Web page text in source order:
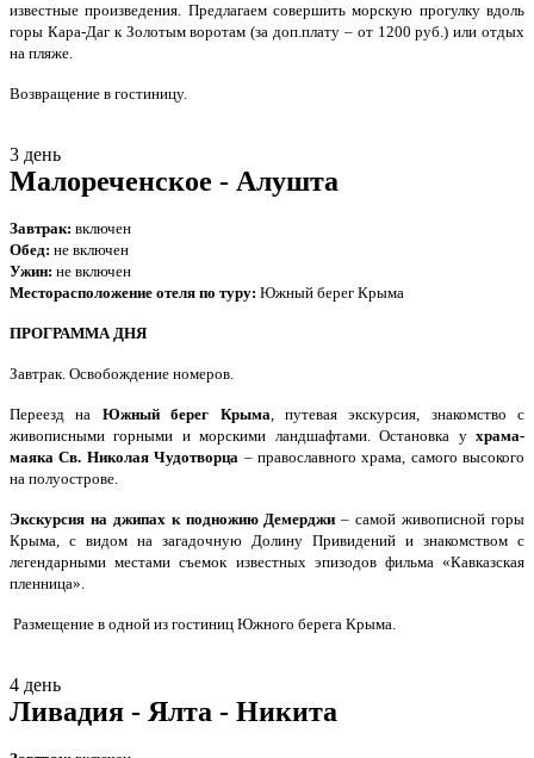
известные произведения. Предлагаем совершить морскую прогулку вдоль
горы Кара-Даг к Золотым воротам (за доп.плату – от 1200 руб.) или отдых
на пляже.
Возвращение в гостиницу.
3 день
Малореченское - Алушта
Завтрак: включен
Обед: не включен
Ужин: не включен
Месторасположение отеля по туру: Южный берег Крыма
ПРОГРАММА ДНЯ
Завтрак. Освобождение номеров.
Переезд на Южный берег Крыма, путевая экскурсия, знакомство с
живописными горными и морскими ландшафтами. Остановка у храма-
маяка Св. Николая Чудотворца – православного храма, самого высокого
на полуострове.
Экскурсия на джипах к подножию Демерджи – самой живописной горы
Крыма, с видом на загадочную Долину Привидений и знакомством с
легендарными местами съемок известных эпизодов фильма «Кавказская
пленница».
Размещение в одной из гостиниц Южного берега Крыма.
4 день
Ливадия - Ялта - Никита